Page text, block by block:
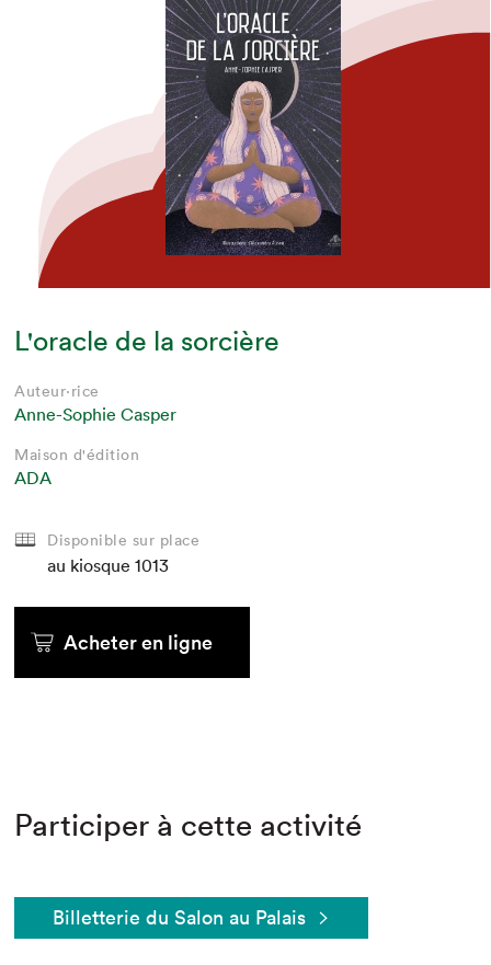
L'oracle de la sorcière
Auteur·rice
Anne-Sophie Casper
Maison d'édition
ADA
Disponible sur place
au kiosque 1013
Acheter en ligne
Participer à cette activité
Billetterie du Salon au Palais